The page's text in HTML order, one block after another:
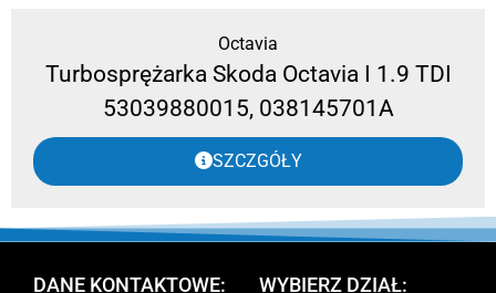
Octavia
Turbosprężarka Skoda Octavia I 1.9 TDI
53039880015, 038145701A
SZCZGÓŁY
DANE KONTAKTOWE: WYBIERZ DZIAŁ: